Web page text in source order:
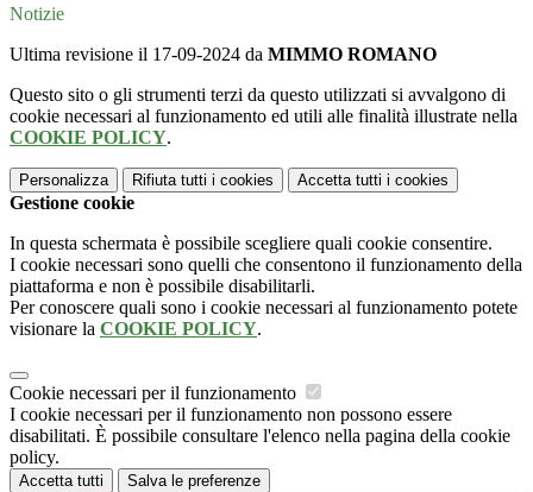
Notizie
Ultima revisione il 17-09-2024 da MIMMO ROMANO
Questo sito o gli strumenti terzi da questo utilizzati si avvalgono di
cookie necessari al funzionamento ed utili alle finalità illustrate nella
COOKIE POLICY.
Personalizza Rifiuta tutti i cookies Accetta tutti i cookies
Gestione cookie
In questa schermata è possibile scegliere quali cookie consentire.
I cookie necessari sono quelli che consentono il funzionamento della
piattaforma e non è possibile disabilitarli.
Per conoscere quali sono i cookie necessari al funzionamento potete
visionare la COOKIE POLICY.
Cookie necessari per il funzionamento
I cookie necessari per il funzionamento non possono essere
disabilitati. È possibile consultare l'elenco nella pagina della cookie
policy.
Accetta tutti Salva le preferenze